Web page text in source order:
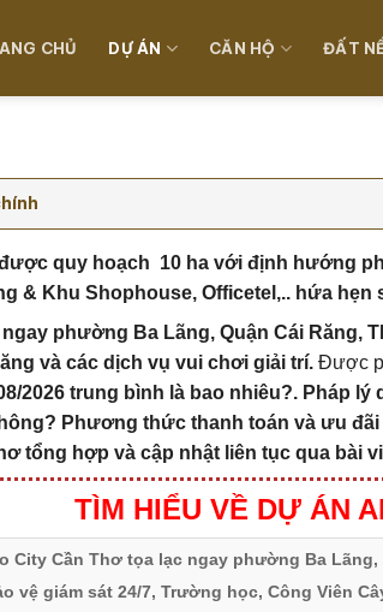
CHỦ DỰ ÁN CĂN HỘ ĐẤT
quy hoạch 10 ha với định hướng
& Khu Shophouse, Officetel,.. hứa
phường Ba Lãng, Quận Cái Răng,
và các dịch vụ vui chơi giải trí. Được
2026 trung bình là bao nhiêu?. Pháp lý
Phương thức thanh toán và ưu
tổng hợp và cập nhật liên tục qua bài
TÌM HIỂU VỀ DỰ ÁN
City Cần Thơ tọa lạc ngay phường Ba Lãng,
vệ giám sát 24/7, Trường học, Công Viên